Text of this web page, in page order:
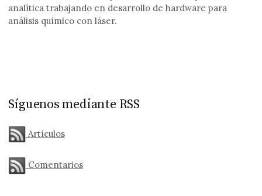
analítica trabajando en desarrollo de hardware para
análisis químico con láser.
Síguenos mediante RSS
Artículos
Comentarios